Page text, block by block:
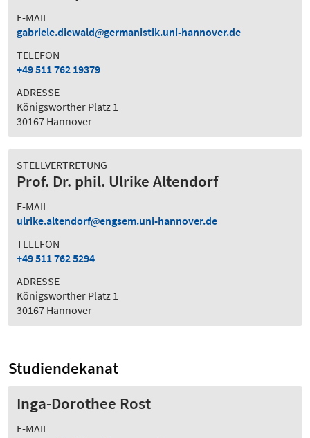
E-MAIL
gabriele.diewald
germanistik.uni-hannover.de
TELEFON
+49 511 762 19379
ADRESSE
Königsworther Platz 1
30167 Hannover
STELLVERTRETUNG
Prof. Dr. phil. Ulrike Altendorf
E-MAIL
ulrike.altendorf
engsem.uni-hannover.de
TELEFON
+49 511 762 5294
ADRESSE
Königsworther Platz 1
30167 Hannover
Studiendekanat
Inga-Dorothee Rost
E-MAIL